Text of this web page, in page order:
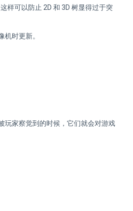
样可以防止 2D 和 3D 树显得过于突
时更新。
玩家察觉到的时候，它们就会对游戏